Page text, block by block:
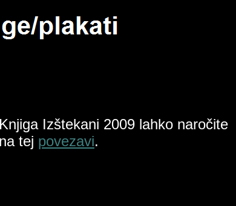
Knjiga Izštekani 2009 lahko naročite
na tej povezavi.